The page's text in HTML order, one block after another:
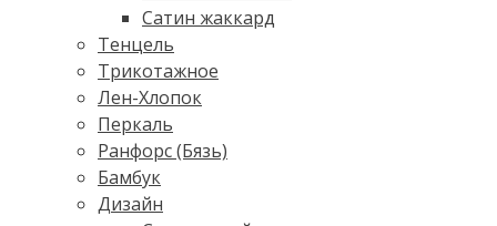
Сатин жаккард
Тенцель
Трикотажное
Лен-Хлопок
Перкаль
Ранфорс (Бязь)
Бамбук
Дизайн